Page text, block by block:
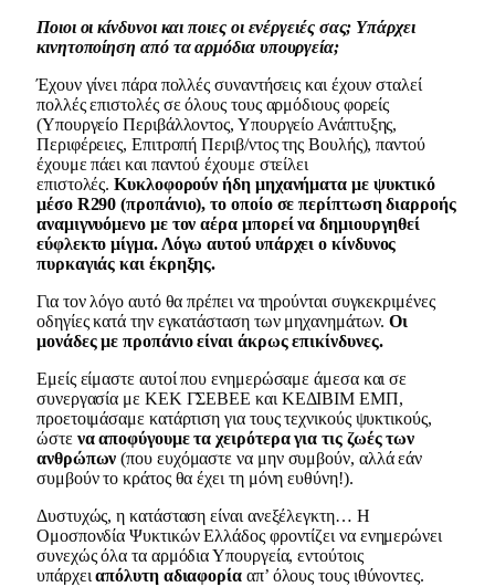
Ποιοι οι κίνδυνοι και ποιες οι ενέργειές σας; Υπάρχει
κινητοποίηση από τα αρμόδια υπουργεία;
Έχουν γίνει πάρα πολλές συναντήσεις και έχουν σταλεί
πολλές επιστολές σε όλους τους αρμόδιους φορείς
(Υπουργείο Περιβάλλοντος, Υπουργείο Ανάπτυξης,
Περιφέρειες, Επιτροπή Περιβ/ντος της Βουλής), παντού
έχουμε πάει και παντού έχουμε στείλει
επιστολές. Κυκλοφορούν ήδη μηχανήματα με ψυκτικό
μέσο R290 (προπάνιο), το οποίο σε περίπτωση διαρροής
αναμιγνυόμενο με τον αέρα μπορεί να δημιουργηθεί
εύφλεκτο μίγμα. Λόγω αυτού υπάρχει ο κίνδυνος
πυρκαγιάς και έκρηξης.
Για τον λόγο αυτό θα πρέπει να τηρούνται συγκεκριμένες
οδηγίες κατά την εγκατάσταση των μηχανημάτων.Οι
μονάδες με προπάνιο είναι άκρως επικίνδυνες.
Εμείς είμαστε αυτοί που ενημερώσαμε άμεσα και σε
συνεργασία με ΚΕΚ ΓΣΕΒΕΕ και ΚΕΔΙΒΙΜ ΕΜΠ,
προετοιμάσαμε κατάρτιση για τους τεχνικούς ψυκτικούς,
ώστε να αποφύγουμε τα χειρότερα για τις ζωές των
ανθρώπων (που ευχόμαστε να μην συμβούν, αλλά εάν
συμβούν το κράτος θα έχει τη μόνη ευθύνη!).
Δυστυχώς, η κατάσταση είναι ανεξέλεγκτη… Η
Ομοσπονδία Ψυκτικών Ελλάδος φροντίζει να ενημερώνει
συνεχώς όλα τα αρμόδια Υπουργεία, εντούτοις
υπάρχειαπόλυτη αδιαφορία απ’ όλους τους ιθύνοντες.